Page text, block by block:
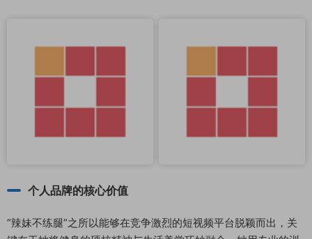
个人品牌的核心价值
“辣妹不练腿”之所以能够在竞争激烈的短视频平台脱颖而出，关